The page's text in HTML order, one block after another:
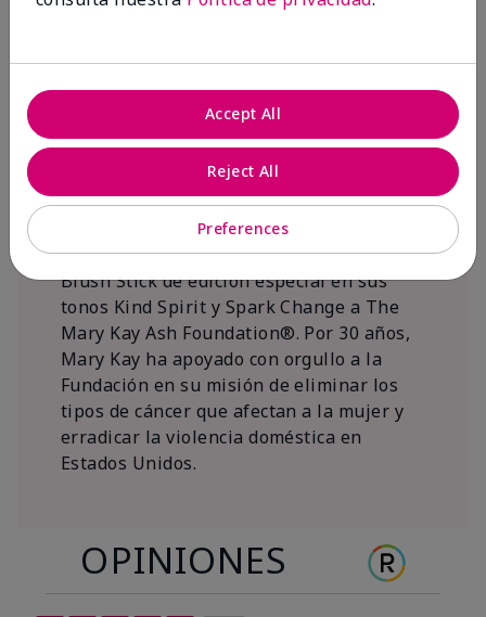
Juntas hacemos la diferencia.
Únete al programa global El rosa cambia
vidas® de Mary Kay y ayuda a cambiar la
vida de mujeres y sus familias en todo el
mundo. En Estados Unidos, del 26 de abril
al 15 de noviembre de 2026, Mary Kay Inc.
donará $1 de cada venta del Mary Kay®
Blush Stick de edición especial en sus
tonos Kind Spirit y Spark Change a The
Mary Kay Ash Foundation®. Por 30 años,
Mary Kay ha apoyado con orgullo a la
Fundación en su misión de eliminar los
tipos de cáncer que afectan a la mujer y
erradicar la violencia doméstica en
Estados Unidos.
OPINIONES
Preferences
Reject All
Accept All